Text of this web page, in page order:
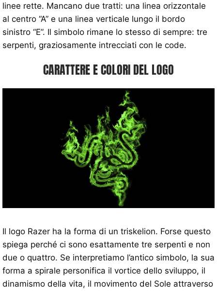
linee rette. Mancano due tratti: una linea orizzontale
al centro “A” e una linea verticale lungo il bordo
sinistro “E”. Il simbolo rimane lo stesso di sempre: tre
serpenti, graziosamente intrecciati con le code.
CARATTERE E COLORI DEL LOGO
Il logo Razer ha la forma di un triskelion. Forse questo
spiega perché ci sono esattamente tre serpenti e non
due o quattro. Se interpretiamo l’antico simbolo, la sua
forma a spirale personifica il vortice dello sviluppo, il
dinamismo della vita, il movimento del Sole attraverso